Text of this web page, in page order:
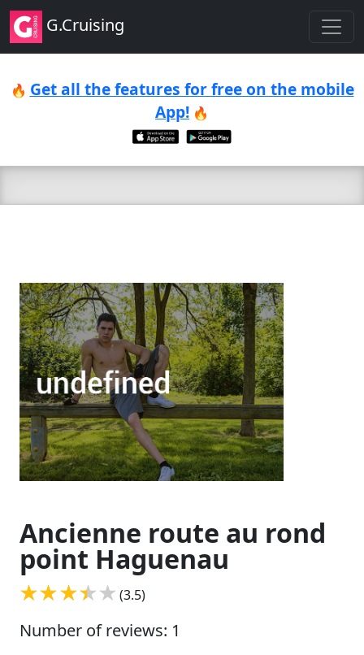
G.Cruising
🔥 Get all the features for free on the mobile
App! 🔥
Ancienne route au rond
point Haguenau
(3.5)
Number of reviews: 1